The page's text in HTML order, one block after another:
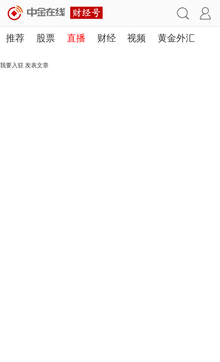
推荐 股票 直播 财经 视频 黄金外汇
理财 行业
我要入驻 发表文章